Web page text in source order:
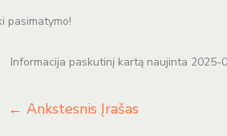
pasimatymo!
Informacija paskutinį kartą naujinta 2025-
← Ankstesnis Įrašas